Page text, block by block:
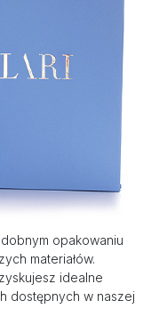
opakowaniu
materiałów.
idealne
dostępnych w naszej